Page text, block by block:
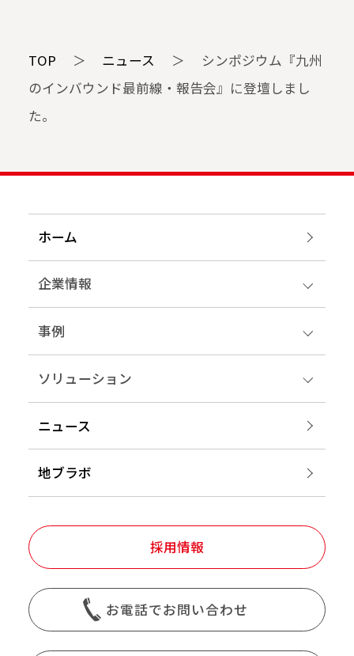
TOP ＞ ニュース ＞
シンポジウム『九州
のインバウンド最前線・報告会』に登壇しまし
た。
ホーム
企業情報
事例
ソリューション
ニュース
地ブラボ
採用情報
お電話でお問い合わせ